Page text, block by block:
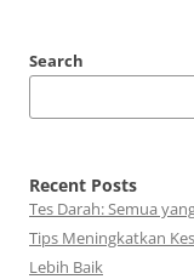
Search
Recent Posts
Tes Darah: Semua
Tips Meningkatkan
Lebih Baik